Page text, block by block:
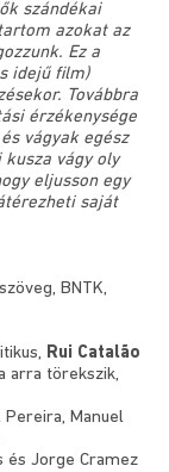
szándékai
azokat az
Ez a
idejű film)
Továbbra
érzékenysége
vágyak egész
vágy oly
eljusson egy
saját
BNTK,
Rui Catalão
arra törekszik,
Manuel
és Jorge Cramez